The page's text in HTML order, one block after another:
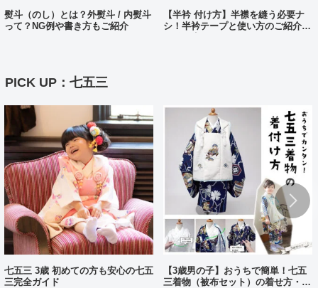
熨斗（のし）とは？外熨斗 / 内熨斗
って？NG例や書き方もご紹介
【半衿 付け方】半襟を縫う必要ナ
シ！半衿テープと使い方のご紹介。
PICK UP：七五三
七五三 3歳 初めての方も安心の七五
三完全ガイド
【3歳男の子】おうちで簡単！七五
三着物（被布セット）の着せ方・着